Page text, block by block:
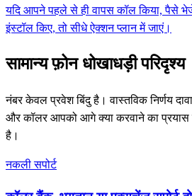
यदि आपने पहले से ही वापस कॉल किया, पैसे
इंस्टॉल किए, तो सीधे ऐक्शन प्लान में जाएं।
सामान्य फ़ोन धोखाधड़ी परिदृश्य
नंबर केवल प्रवेश बिंदु है। वास्तविक निर्णय
और कॉलर आपको आगे क्या करवाने का प्रयास
है।
नकली सपोर्ट